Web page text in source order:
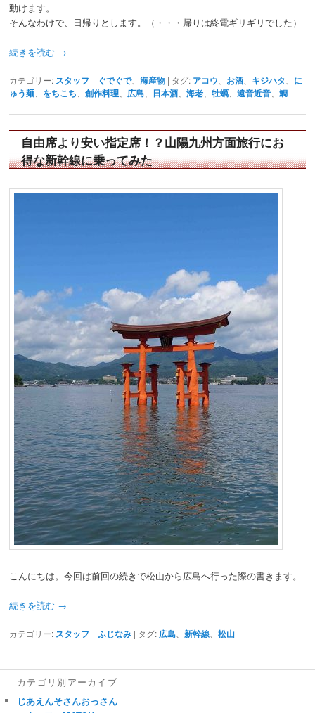
動けます。
そんなわけで、日帰りとします。（・・・帰りは終電ギリギリでした）
続きを読む →
カテゴリー: スタッフ ぐでぐで、海産物 | タグ: アコウ お酒 キジハタ
に
ゅう麺
をちこち 、創作料理 広島 日本酒 、海老 、牡蠣 、遠音近音 、鯛
自由席より安い指定席！？山陽九州方面旅行にお
得な新幹線に乗ってみた
こんにちは。今回は前回の続きで松山から広島へ行った際の書きます。
続きを読む →
カテゴリー: スタッフ ふじなみ | タグ: 広島 、新幹線 、松山
カテゴリ別アーカイブ
じあえんそさんおっさん